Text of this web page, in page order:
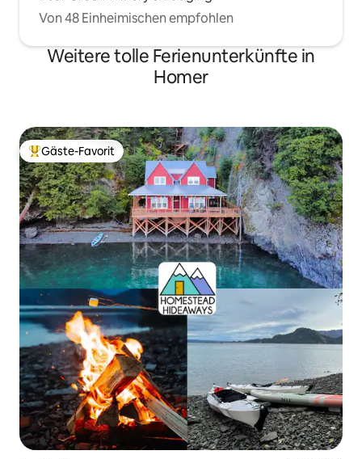
Von 48 Einheimischen empfohlen
Weitere tolle Ferienunterkünfte in
Homer
Beliebter Gäste-Favorit.
Gäste-Favorit